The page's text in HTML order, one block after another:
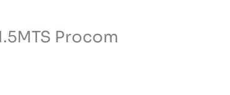
Procom